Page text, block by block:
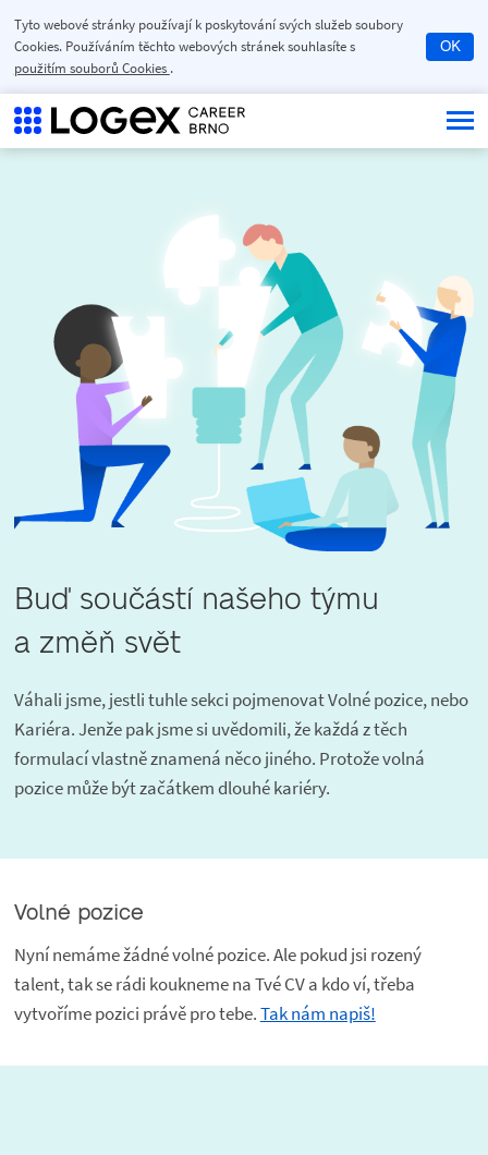
Tyto webové stránky používají k poskytování svých služeb soubory
Cookies. Používáním těchto webových stránek souhlasíte s
použitím souborů Cookies .
OK
Buď součástí našeho týmu
a změň svět
Váhali jsme, jestli tuhle sekci pojmenovat Volné pozice, nebo
Kariéra. Jenže pak jsme si uvědomili, že každá z těch
formulací vlastně znamená něco jiného. Protože volná
pozice může být začátkem dlouhé kariéry.
Volné pozice
Nyní nemáme žádné volné pozice. Ale pokud jsi rozený
talent, tak se rádi koukneme na Tvé CV a kdo ví, třeba
vytvoříme pozici právě pro tebe.Tak nám napiš!